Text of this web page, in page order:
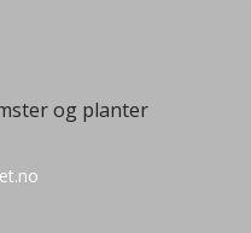
og planter